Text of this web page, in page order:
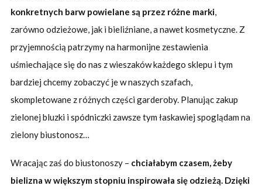
konkretnych barw powielane są przez różne marki,
zarówno odzieżowe, jak i bieliźniane, a nawet kosmetyczne. Z
przyjemnością patrzymy na harmonijne zestawienia
uśmiechające się do nas z wieszaków każdego sklepu i tym
bardziej chcemy zobaczyć je w naszych szafach,
skompletowane z różnych części garderoby. Planując zakup
zielonej bluzki i spódniczki zawsze tym łaskawiej spoglądam na
zielony biustonosz…
Wracając zaś do biustonoszy – chciałabym czasem, żeby
bielizna w większym stopniu inspirowała się odzieżą. Dzięki